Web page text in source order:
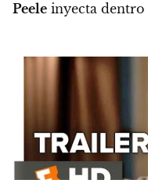
Peele inyecta